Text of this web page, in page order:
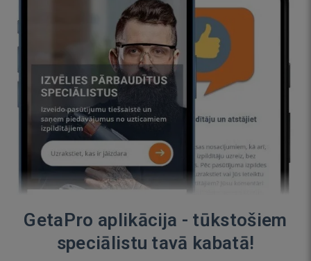
GetaPro aplikācija - tūkstošiem
speciālistu tavā kabatā!